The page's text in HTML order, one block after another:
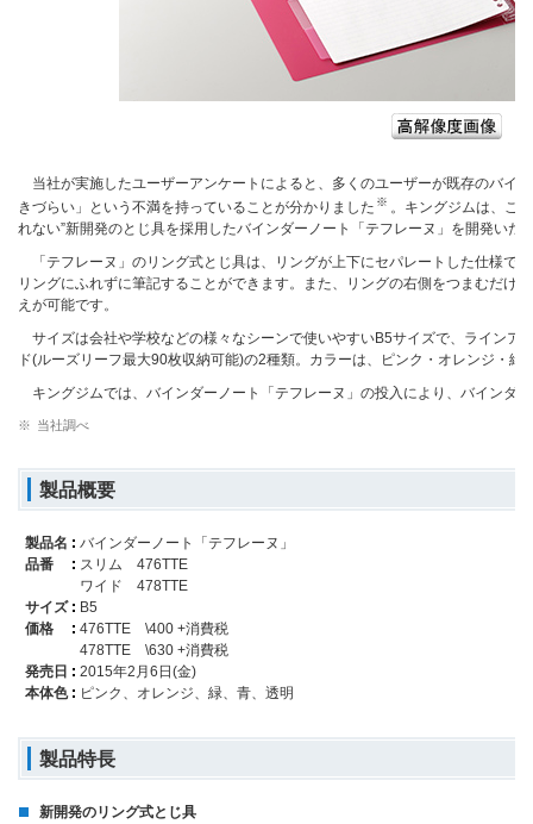
当社が実施したユーザーアンケートによると、多くのユーザーが既存のバイ
きづらい」という不満を持っていることが分かりました ※ 。キングジムは、こ
れない”新開発のとじ具を採用したバインダーノート「テフレーヌ」を開発いた
「テフレーヌ」のリング式とじ具は、リングが上下にセパレートした仕様で
リングにふれずに筆記することができます。また、リングの右側をつまむだけ
えが可能です。
サイズは会社や学校などの様々なシーンで使いやすいB5サイズで、ラインア
ド(ルーズリーフ最大90枚収納可能)の2種類。カラーは、ピンク・オレンジ・緑
キングジムでは、バインダーノート「テフレーヌ」の投入により、バインダ
※ 当社調べ
製品概要
製品名
バインダーノート「テフレーヌ」
品番
スリム 476TTE
ワイド 478TTE
サイズ
B5
価格
476TTE \400 +消費税
478TTE \630 +消費税
発売日
2015年2月6日(金)
本体色
ピンク、オレンジ、緑、青、透明
製品特長
新開発のリング式とじ具